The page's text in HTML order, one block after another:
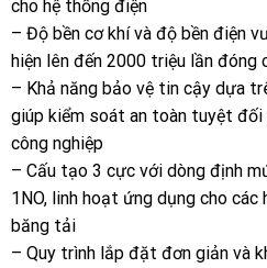
cho hệ thống điện
– Độ bền cơ khí và độ bền điện
hiện lên đến 2000 triệu lần
– Khả năng bảo vệ tin cậy dựa
giúp kiểm soát an toàn tuyệt
công nghiệp
– Cấu tạo 3 cực với dòng định
1NO, linh hoạt ứng dụng cho
băng tải
– Quy trình lắp đặt đơn giản và